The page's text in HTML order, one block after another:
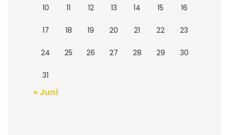
10 11 12 13 14 15 16
17 18 19 20 21 22 23
24 25 26 27 28 29 30
31
« Juni